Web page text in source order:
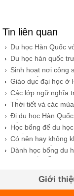
Tin liên quan
Du học Hàn Quốc
đích gì?
Du học hàn quốc
đại học Seo Kyeong
ưu đãi.
Sinh hoạt nơi công
Hàn Quốc
Giáo dục đại học ở
Quốc 2017
Các lớp ngữ nghĩa
tiếng Ba Lan
Thời tiết và các
năm ở Ba Lan
Đi du học Hàn
kế toán năm 2017
Học bổng để du
Quốc tại Busan
Có nên hay không
học Hàn Quốc?
Dành học bổng du
Hàn Quốc dễ hay
Giới